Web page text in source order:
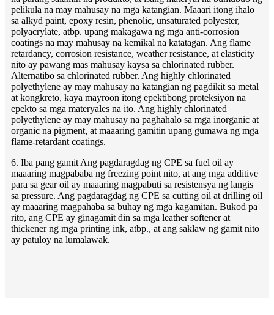
pelikula na may mahusay na mga katangian. Maaari itong ihalo
sa alkyd paint, epoxy resin, phenolic, unsaturated polyester,
polyacrylate, atbp. upang makagawa ng mga anti-corrosion
coatings na may mahusay na kemikal na katatagan. Ang flame
retardancy, corrosion resistance, weather resistance, at elasticity
nito ay pawang mas mahusay kaysa sa chlorinated rubber.
Alternatibo sa chlorinated rubber. Ang highly chlorinated
polyethylene ay may mahusay na katangian ng pagdikit sa metal
at kongkreto, kaya mayroon itong epektibong proteksiyon na
epekto sa mga materyales na ito. Ang highly chlorinated
polyethylene ay may mahusay na paghahalo sa mga inorganic at
organic na pigment, at maaaring gamitin upang gumawa ng mga
flame-retardant coatings.
6. Iba pang gamit Ang pagdaragdag ng CPE sa fuel oil ay
maaaring magpababa ng freezing point nito, at ang mga additive
para sa gear oil ay maaaring magpabuti sa resistensya ng langis
sa pressure. Ang pagdaragdag ng CPE sa cutting oil at drilling oil
ay maaaring magpahaba sa buhay ng mga kagamitan. Bukod pa
rito, ang CPE ay ginagamit din sa mga leather softener at
thickener ng mga printing ink, atbp., at ang saklaw ng gamit nito
ay patuloy na lumalawak.